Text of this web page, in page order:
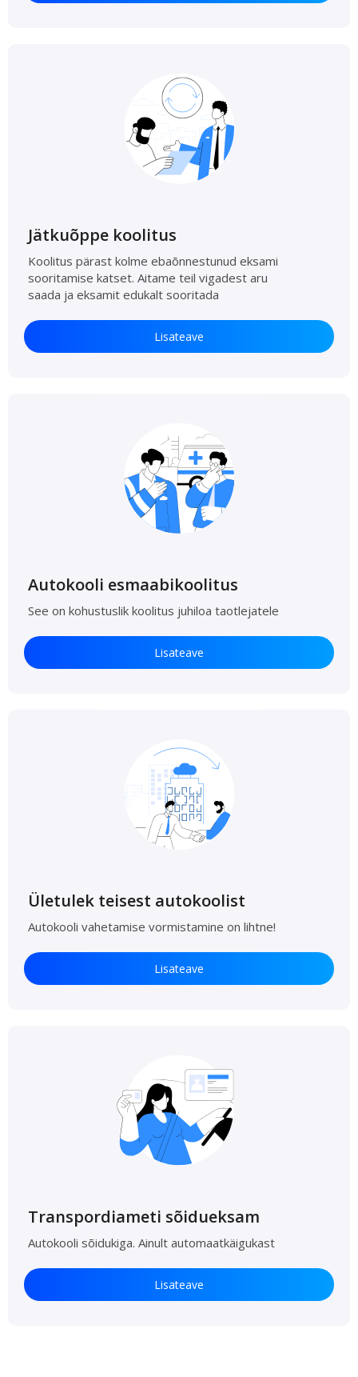
Jätkuõppe koolitus
Koolitus pärast kolme ebaõnnestunud eksami
sooritamise katset. Aitame teil vigadest aru
saada ja eksamit edukalt sooritada
Lisateave
Autokooli esmaabikoolitus
See on kohustuslik koolitus juhiloa taotlejatele
Lisateave
Ületulek teisest autokoolist
Autokooli vahetamise vormistamine on lihtne!
Lisateave
Transpordiameti sõidueksam
Autokooli sõidukiga. Ainult automaatkäigukast
Lisateave